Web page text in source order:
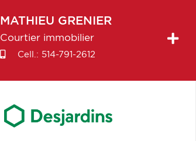
MATHIEU GRENIER
Courtier immobilier
Cell.: 514-791-2612